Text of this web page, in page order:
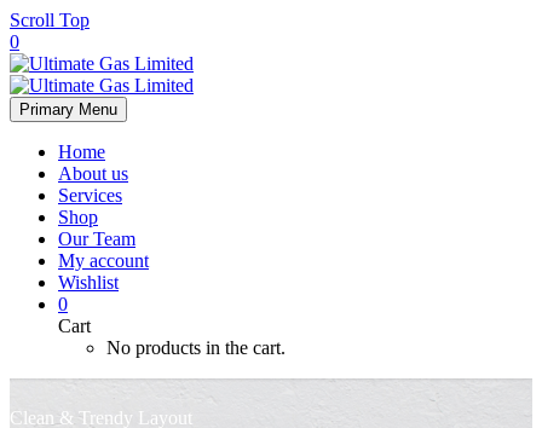
Scroll Top
0
Primary Menu
Home
About us
Services
Shop
Our Team
My account
Wishlist
0
Cart
No products in the cart.
Clean & Trendy Layout